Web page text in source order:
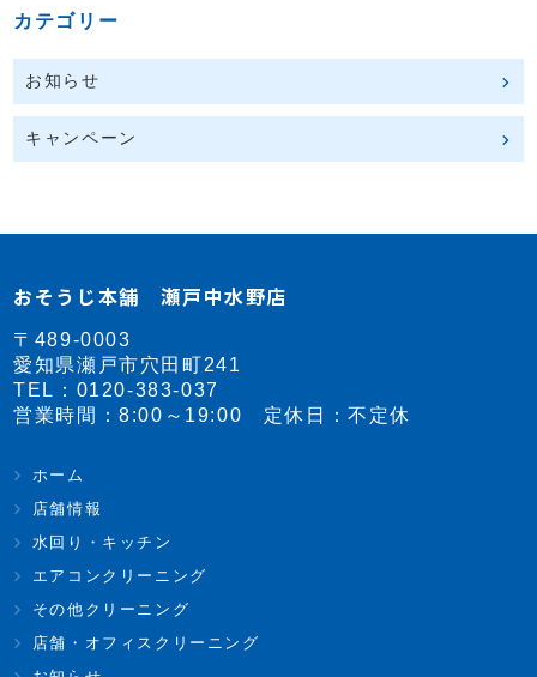
カテゴリー
お知らせ
キャンペーン
おそうじ本舗 瀬戸中水野店
〒489-0003
愛知県瀬戸市穴田町241
TEL： 0120-383-037
営業時間：8:00～19:00 定休日：不定休
ホーム
店舗情報
水回り・キッチン
エアコンクリーニング
その他クリーニング
店舗・オフィスクリーニング